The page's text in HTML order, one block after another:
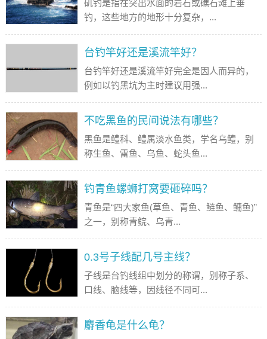
矶钓是指在突出水面的岩石或礁石滩上垂
钓，这些地方的地形十分复杂，...
台钓竿好还是溪流竿好？
台钓竿好还是溪流竿好完全是因人而异的，
例如以钓黑坑为主时建议用强...
不吃黑鱼的民间说法有哪些？
黑鱼是鳢科、鳢属淡水鱼类，学名乌鳢，别
称生鱼、雷鱼、乌鱼、蛇头鱼...
钓青鱼螺蛳打窝要砸碎吗？
青鱼是“四大家鱼(草鱼、青鱼、鲢鱼、鳙鱼)”
之一，别称青鲩、乌青...
0.3号子线配几号主线？
子线是台钓线组中划分的称谓，别称子系、
口线、脑线等，因线径不同可...
麝香龟是什么龟？